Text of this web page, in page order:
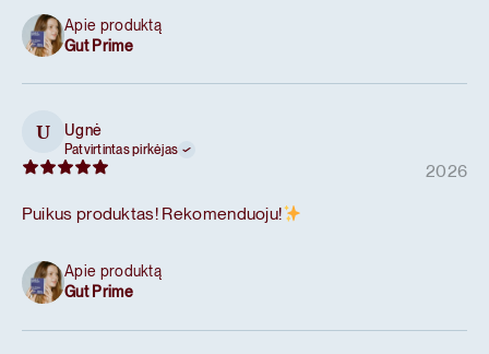
Apie produktą
Gut Prime
U Ugnė
Patvirtintas pirkėjas
2026
Puikus produktas! Rekomenduoju!
Apie produktą
Gut Prime